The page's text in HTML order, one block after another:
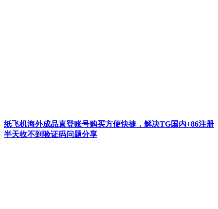
纸飞机海外成品直登账号购买方便快捷，解决TG国内+86注册
半天收不到验证码问题分享